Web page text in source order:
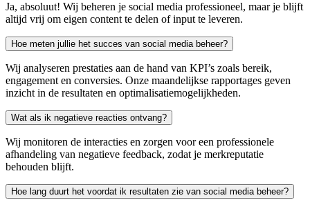
Ja, absoluut! Wij beheren je social media professioneel, maar je blijft
altijd vrij om eigen content te delen of input te leveren.
Hoe meten jullie het succes van social media beheer?
Wij analyseren prestaties aan de hand van KPI’s zoals bereik,
engagement en conversies. Onze maandelijkse rapportages geven
inzicht in de resultaten en optimalisatiemogelijkheden.
Wat als ik negatieve reacties ontvang?
Wij monitoren de interacties en zorgen voor een professionele
afhandeling van negatieve feedback, zodat je merkreputatie
behouden blijft.
Hoe lang duurt het voordat ik resultaten zie van social media beheer?